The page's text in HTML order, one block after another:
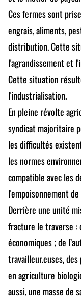
Ces fermes sont
engrais, aliments,
distribution. Cette
l'agrandissement et
Cette situation
l'industrialisation.
En pleine révolte
syndicat majoritaire
les difficultés
les normes
compatible avec les
l'empoisonnement
Derrière une unité
fracture le traverse :
économiques ; de
travailleur.euses,
en agriculture
aussi, une masse de